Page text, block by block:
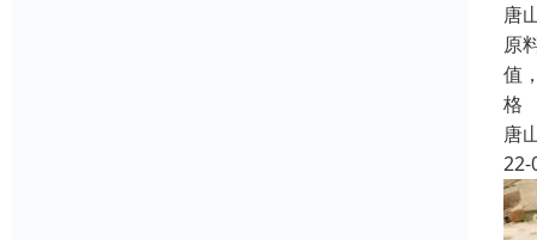
唐
原
值
格
唐
22-